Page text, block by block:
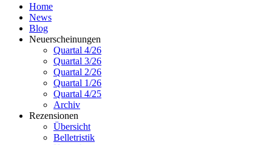
Home
News
Blog
Neuerscheinungen
Quartal 4/26
Quartal 3/26
Quartal 2/26
Quartal 1/26
Quartal 4/25
Archiv
Rezensionen
Übersicht
Belletristik